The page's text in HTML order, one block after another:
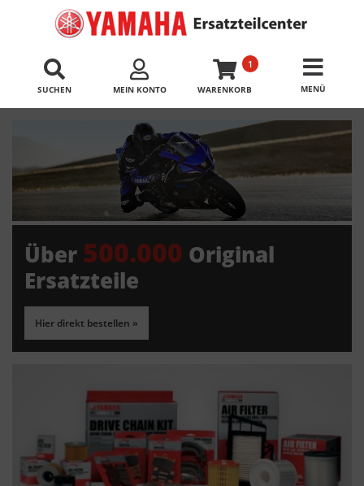
SUCHEN MEIN KONTO
1
WARENKORB
Über 500.000 Original
Ersatzteile
Hier direkt bestellen »